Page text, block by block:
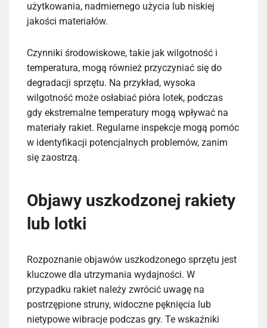
użytkowania, nadmiernego użycia lub niskiej
jakości materiałów.
Czynniki środowiskowe, takie jak wilgotność i
temperatura, mogą również przyczyniać się do
degradacji sprzętu. Na przykład, wysoka
wilgotność może osłabiać pióra lotek, podczas
gdy ekstremalne temperatury mogą wpływać na
materiały rakiet. Regularne inspekcje mogą pomóc
w identyfikacji potencjalnych problemów, zanim
się zaostrzą.
Objawy uszkodzonej rakiety
lub lotki
Rozpoznanie objawów uszkodzonego sprzętu jest
kluczowe dla utrzymania wydajności. W
przypadku rakiet należy zwrócić uwagę na
postrzępione struny, widoczne pęknięcia lub
nietypowe wibracje podczas gry. Te wskaźniki